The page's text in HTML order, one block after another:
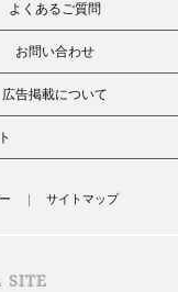
よくあるご質問
お問い合わせ
広告掲載について
サイトマップ
SITE